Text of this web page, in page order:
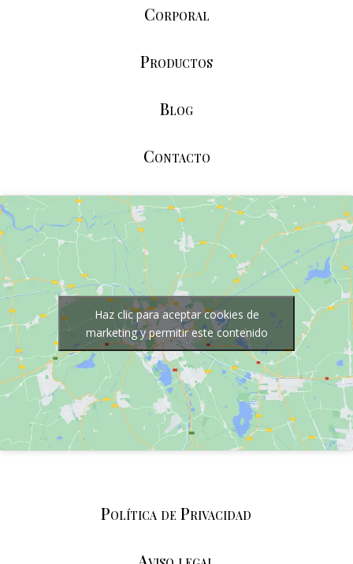
Corporal
Productos
Blog
Contacto
Haz clic para aceptar cookies de
marketing y permitir este contenido
Política de Privacidad